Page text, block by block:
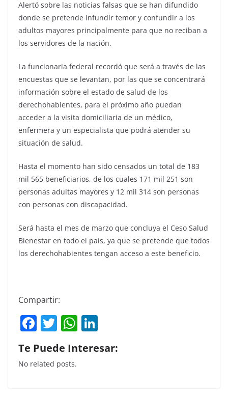
Alertó sobre las noticias falsas que se han difundido
donde se pretende infundir temor y confundir a los
adultos mayores principalmente para que no reciban a
los servidores de la nación.
La funcionaria federal recordó que será a través de las
encuestas que se levantan, por las que se concentrará
información sobre el estado de salud de los
derechohabientes, para el próximo año puedan
acceder a la visita domiciliaria de un médico,
enfermera y un especialista que podrá atender su
situación de salud.
Hasta el momento han sido censados un total de 183
mil 565 beneficiarios, de los cuales 171 mil 251 son
personas adultas mayores y 12 mil 314 son personas
con personas con discapacidad.
Será hasta el mes de marzo que concluya el Ceso Salud
Bienestar en todo el país, ya que se pretende que todos
los derechohabientes tengan acceso a este beneficio.
Compartir:
F
a
c
e
T
w
itt
er
W
h
at k
Te Puede Interesar:
No related posts.